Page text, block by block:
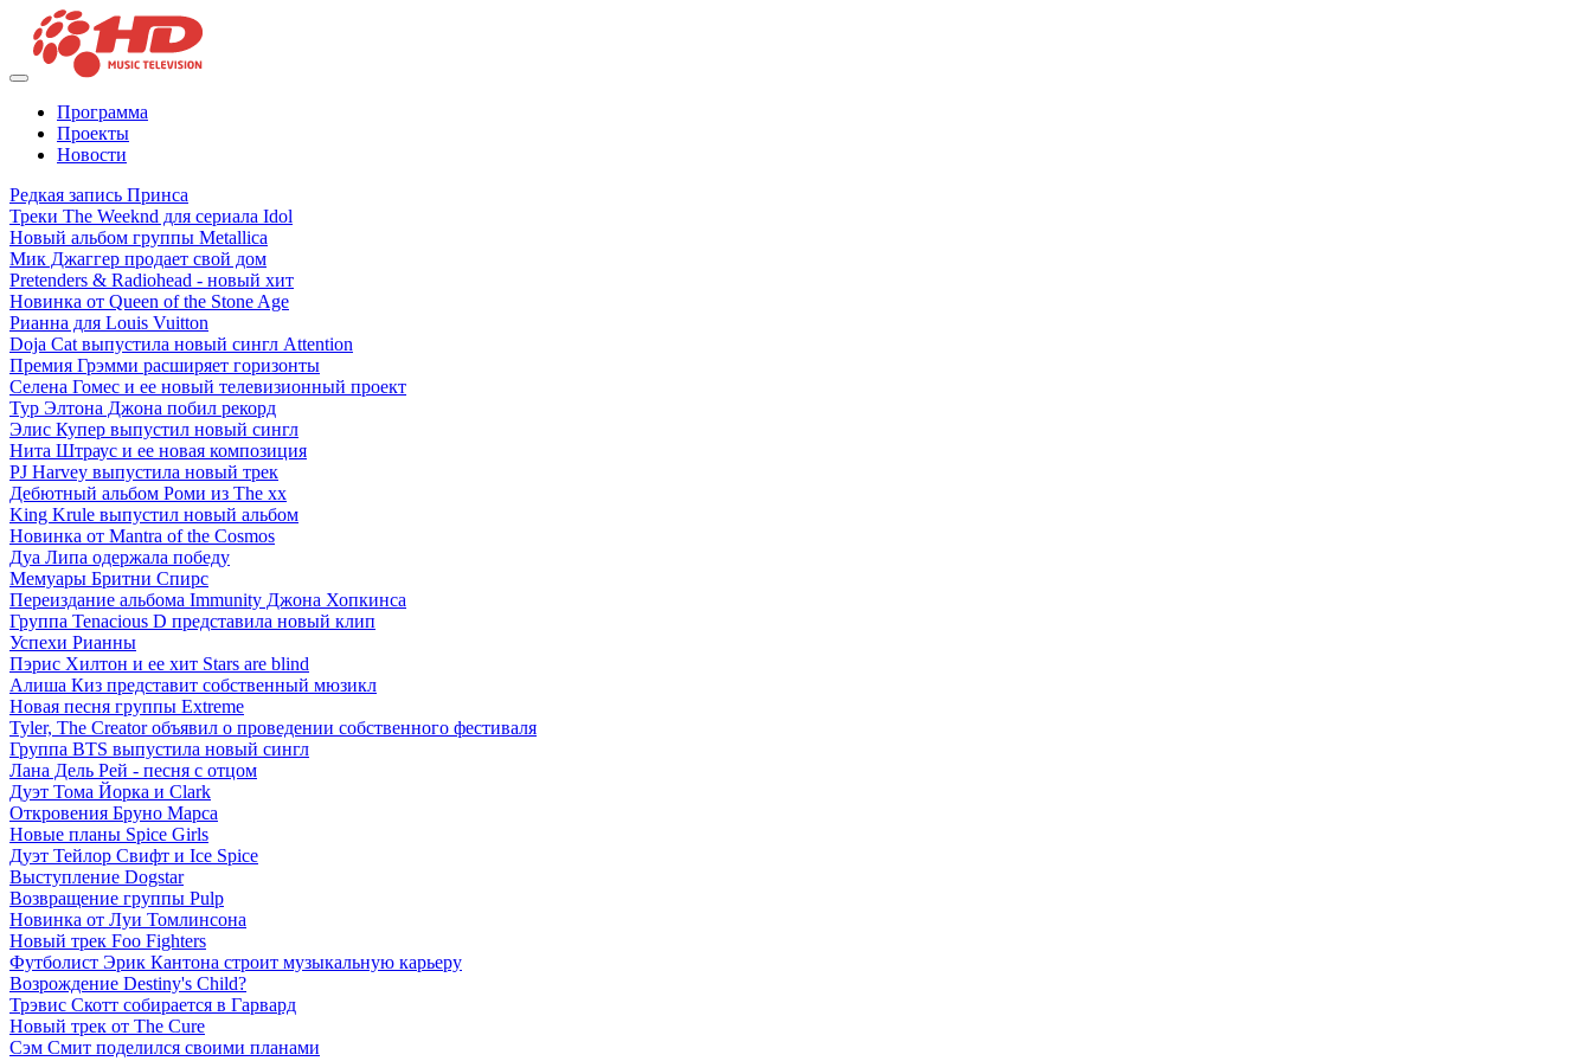
Программа
Проекты
Новости
Редкая запись Принса
Треки The Weeknd для сериала Idol
Новый альбом группы Metallica
Мик Джаггер продает свой дом
Pretenders & Radiohead - новый хит
Новинка от Queen of the Stone Age
Рианна для Louis Vuitton
Doja Cat выпустила новый сингл Attention
Премия Грэмми расширяет горизонты
Селена Гомес и ее новый телевизионный проект
Тур Элтона Джона побил рекорд
Элис Купер выпустил новый сингл
Нита Штраус и ее новая композиция
PJ Harvey выпустила новый трек
Дебютный альбом Роми из The xx
King Krule выпустил новый альбом
Новинка от Mantra of the Cosmos
Дуа Липа одержала победу
Мемуары Бритни Спирс
Переиздание альбома Immunity Джона Хопкинса
Группа Tenacious D представила новый клип
Успехи Рианны
Пэрис Хилтон и ее хит Stars are blind
Алиша Киз представит собственный мюзикл
Новая песня группы Extreme
Tyler, The Creator объявил о проведении собственного фестиваля
Группа BTS выпустила новый сингл
Лана Дель Рей - песня с отцом
Дуэт Тома Йорка и Clark
Откровения Бруно Марса
Новые планы Spice Girls
Дуэт Тейлор Свифт и Ice Spice
Выступление Dogstar
Возвращение группы Pulp
Новинка от Луи Томлинсона
Новый трек Foo Fighters
Футболист Эрик Кантона строит музыкальную карьеру
Возрождение Destiny's Child?
Трэвис Скотт собирается в Гарвард
Новый трек от The Cure
Сэм Смит поделился своими планами